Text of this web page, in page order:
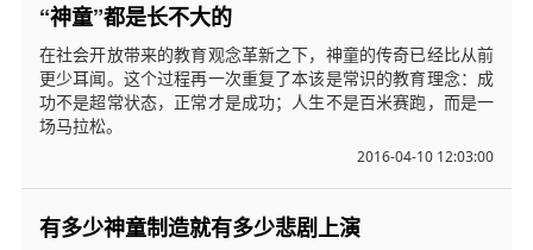
“神童”都是长不大的
在社会开放带来的教育观念革新之下，神童的传奇已经比从前
更少耳闻。这个过程再一次重复了本该是常识的教育理念：成
功不是超常状态，正常才是成功；人生不是百米赛跑，而是一
场马拉松。
2016-04-10 12:03:00
有多少神童制造就有多少悲剧上演